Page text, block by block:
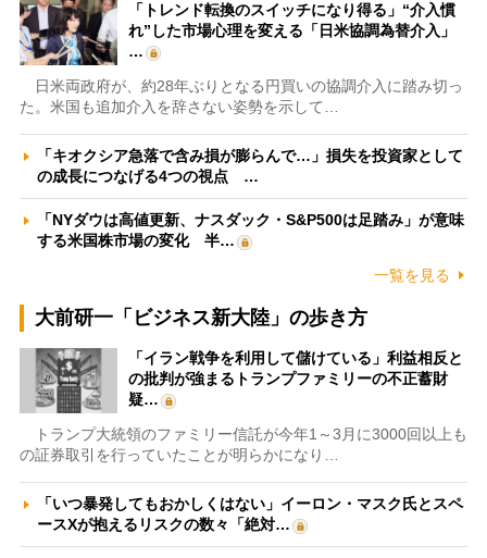
「トレンド転換のスイッチになり得る」“介入慣
れ”した市場心理を変える「日米協調為替介入」
…
日米両政府が、約28年ぶりとなる円買いの協調介入に踏み切っ
た。米国も追加介入を辞さない姿勢を示して…
「キオクシア急落で含み損が膨らんで…」損失を投資家として
の成長につなげる4つの視点 …
「NYダウは高値更新、ナスダック・S&P500は足踏み」が意味
する米国株市場の変化 半…
一覧を見る
大前研一「ビジネス新大陸」の歩き方
「イラン戦争を利用して儲けている」利益相反と
の批判が強まるトランプファミリーの不正蓄財
疑…
トランプ大統領のファミリー信託が今年1～3月に3000回以上も
の証券取引を行っていたことが明らかになり…
「いつ暴発してもおかしくはない」イーロン・マスク氏とスペ
ースXが抱えるリスクの数々「絶対…